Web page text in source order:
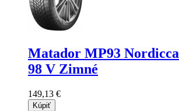
Matador MP93 Nordicca
98 V Zimné
149,13 €
Kúpiť